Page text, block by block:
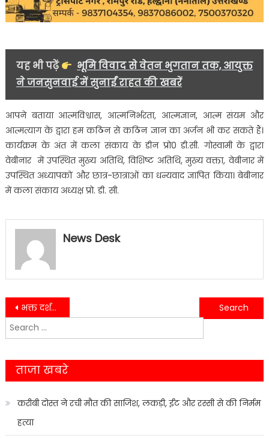
यह भी पढ़ें
भूमि विवाद से वेतन भुगतान तक, आयुक्त
ने जनसुनवाई में सुनाईं राहत की खबरें
आपने बताया आत्मविश्वास, आत्मनिर्भरता, आत्मज्ञान, आत्म संयम और
आत्मत्याग के द्वारा हम कठिन से कठिन ज्ञान का अर्जन भी कर सकते हैं।
कार्यक्रम के अंत में कला संकाय के डीन प्रो0 डी.सी. गोस्वामी के द्वारा
वेबीनार में उपस्थित मुख्य अतिथि, विशिष्ट अतिथि, मुख्य वक्ता, वेबीनार में
उपस्थित अध्यापकों और छात्र-छात्राओं का धन्यवाद ज्ञापित किया। बेबीनार
में कला संकाय अध्यक्ष प्रो. डी. सी.
News Desk
Post
navigation
भक्त दर्शन राजकीय स्नातकोत्तर महाविद्यालय की राष्ट्रीय सेवा योजना इकाई के तत्वावधान में राष्ट्रीय युवा दिवस का आयोजन किया गया……
राजकीय महाविद्यालय कण्वघाटी कोटद्वार के सात दिवसीय राष्ट्रीय सेवा योजना शिविर में मनाया गया राष्ट्रीय युवा दिवस…..
Search
for:
ताजा खबरे
करीबी दोस्त ने रची मौत की साजिश, लकड़ी, ईंट और रस्सी से की निर्मम
हत्या